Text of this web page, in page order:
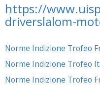
https://
driverslalom-
Norme Indizione Trofeo
Norme Indizione Trofeo
Norme Indizione Trofeo